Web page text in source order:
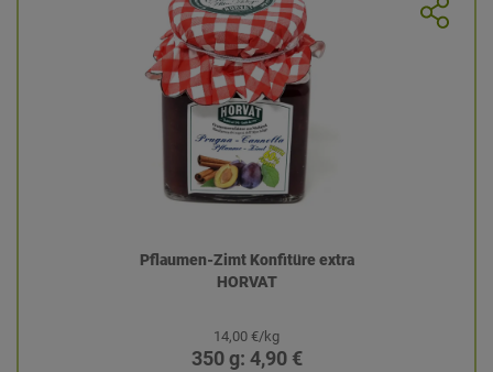
Pflaumen-Zimt Konfitüre extra
HORVAT
14,00 €/kg
350 g: 4,90 €